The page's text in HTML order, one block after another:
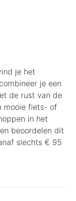
je het
je een
de rust van de
mooie fiets- of
in het
beoordelen dit
slechts € 95